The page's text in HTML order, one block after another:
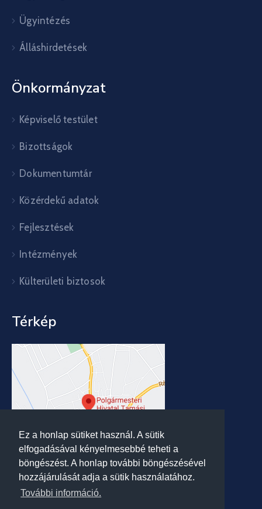
Ez a honlap sütiket használ. A sütik
elfogadásával kényelmesebbé teheti a
böngészést. A honlap további böngészésével
hozzájárulását adja a sütik használatához.
További információ.
Ügyintézés
Álláshirdetések
Önkormányzat
Képviselő testület
Bizottságok
Dokumentumtár
Közérdekű adatok
Fejlesztések
Intézmények
Külterületi biztosok
Térkép